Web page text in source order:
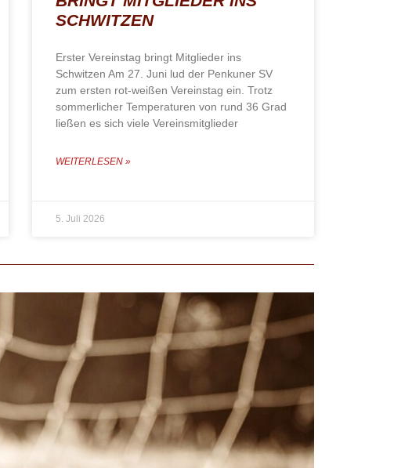
SCHWITZEN
Erster Vereinstag bringt Mitglieder ins
Schwitzen Am 27. Juni lud der Penkuner SV
zum ersten rot-weißen Vereinstag ein. Trotz
sommerlicher Temperaturen von rund 36 Grad
ließen es sich viele Vereinsmitglieder
WEITERLESEN »
5. Juli 2026